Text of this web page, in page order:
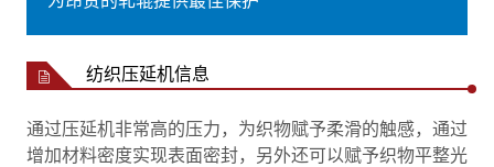
纺织压延机信息
通过压延机非常高的压力，为织物赋予柔滑的触感，通过
增加材料密度实现表面密封，另外还可以赋予织物平整光